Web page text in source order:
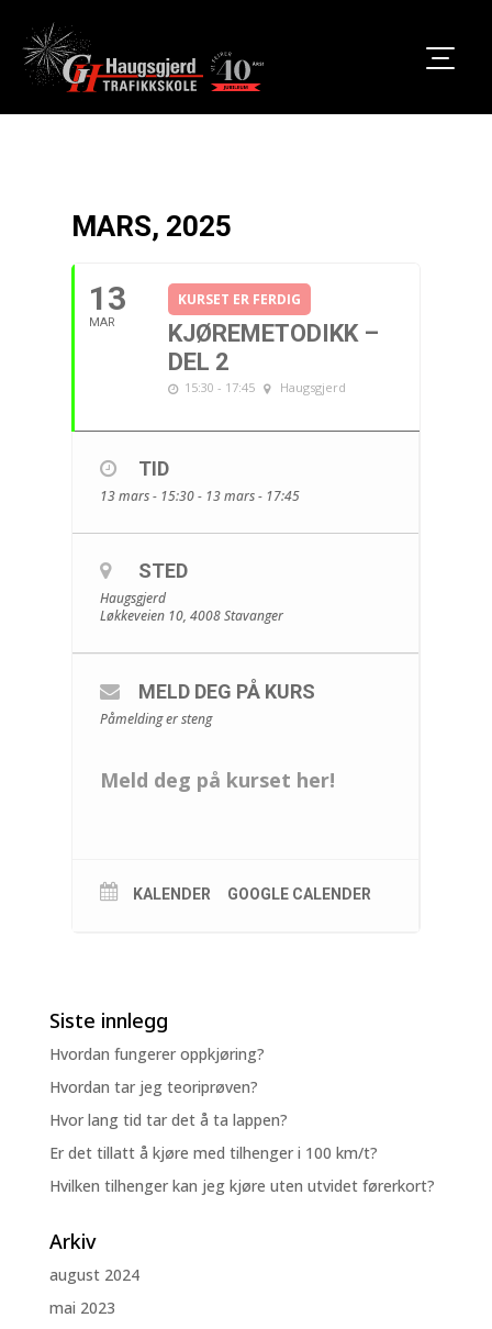
MARS, 2025
13
MAR
KURSET ER FERDIG
KJØREMETODIKK –
DEL 2
15:30 - 17:45 Haugsgjerd
TID
13 mars - 15:30 - 13 mars - 17:45
STED
Haugsgjerd
Løkkeveien 10, 4008 Stavanger
MELD DEG PÅ KURS
Påmelding er steng
Meld deg på kurset her!
KALENDER GOOGLE CALENDER
Siste innlegg
Hvordan fungerer oppkjøring?
Hvordan tar jeg teoriprøven?
Hvor lang tid tar det å ta lappen?
Er det tillatt å kjøre med tilhenger i 100 km/t?
Hvilken tilhenger kan jeg kjøre uten utvidet førerkort?
Arkiv
august 2024
mai 2023